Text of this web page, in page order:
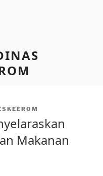
Makanan